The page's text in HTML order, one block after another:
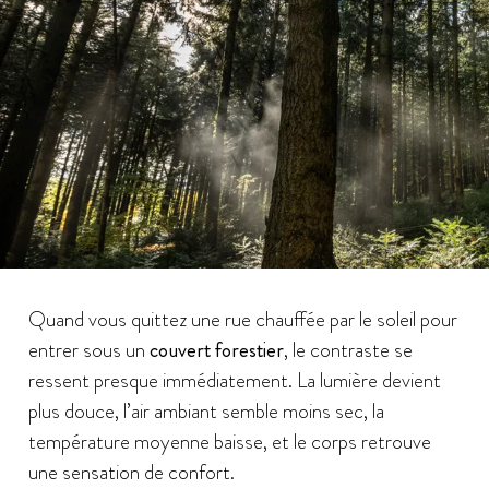
Quand vous quittez une rue chauffée par le soleil pour
entrer sous uncouvert forestier, le contraste se
ressent presque immédiatement. La lumière devient
plus douce, l’air ambiant semble moins sec, la
température moyenne baisse, et le corps retrouve
une sensation de confort.